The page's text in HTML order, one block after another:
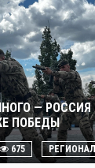
—
ПОБЕДЫ
675